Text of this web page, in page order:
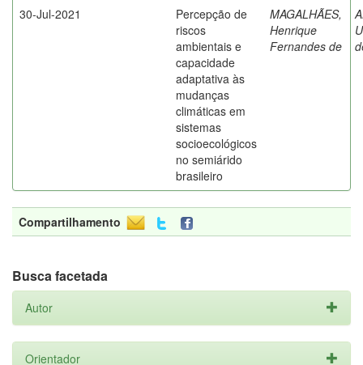
30-Jul-2021
Percepção de
riscos
ambientais e
capacidade
adaptativa às
mudanças
climáticas em
sistemas
socioecológicos
no semiárido
brasileiro
MAGALHÃES,
Henrique
Fernandes de
Compartilhamento
Busca facetada
Autor
Orientador